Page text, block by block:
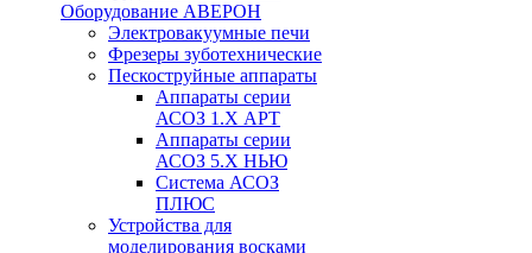
Оборудование АВЕРОН
Электровакуумные печи
Фрезеры зуботехнические
Пескоструйные аппараты
Аппараты серии
АСОЗ 1.Х АРТ
Аппараты серии
АСОЗ 5.Х НЬЮ
Система АСОЗ
ПЛЮС
Устройства для
моделирования восками